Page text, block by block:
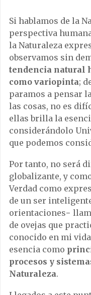
Si hablamos de la
perspectiva
la Naturaleza
observamos sin
tendencia natural
como variopinta;
paramos a pensar
las cosas, no es
ellas brilla la
considerándolo
que podemos
Por tanto, no será
globalizante, y
Verdad como
de un ser
orientaciones−
de ovejas que
conocido en mi
esencia como
procesos y
Naturaleza.